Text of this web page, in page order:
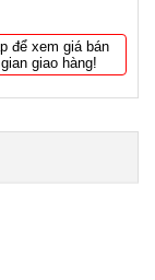
để xem giá bán
giao hàng!